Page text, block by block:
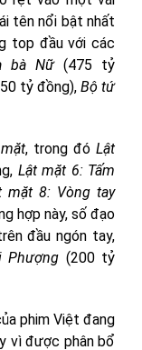
tên nổi bật nhất
top đầu với các
bà Nữ(475 tỷ
tỷ đồng), Bộ tứ
, trong đóLật
Lật mặt 6: Tấm
mặt 8: Vòng tay
hợp này, số đạo
đầu ngón tay,
Phượng (200 tỷ
phim Việt đang
vì được phân bổ